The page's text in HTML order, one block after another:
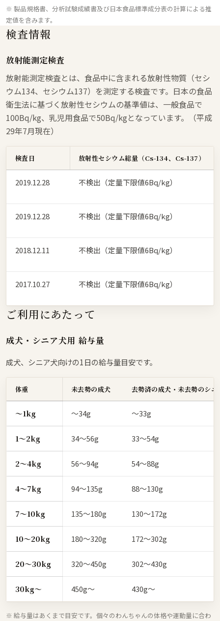
※ 製品規格書、分析試験成績書及び日本食品標準成分表の計算による推
定値を含みます。
検査情報
放射能測定検査
放射能測定検査とは、食品中に含まれる放射性物質（セシ
ウム134、セシウム137）を測定する検査です。日本の食品
衛生法に基づく放射性セシウムの基準値は、一般食品で
100Bq/kg、乳児用食品で50Bq/kgとなっています。（平成
29年7月現在）
検査日 放射性セシウム総量（Cs-134、Cs-137）
2019.12.28 不検出（定量下限値6Bq/kg）
2019.12.28 不検出（定量下限値6Bq/kg）
2018.12.11 不検出（定量下限値6Bq/kg）
2017.10.27 不検出（定量下限値6Bq/kg）
ご利用にあたって
成犬・シニア犬用 給与量
成犬、シニア犬向けの1日の給与量目安です。
体重 未去勢の成犬 去勢済の成犬・未去勢のシニ
〜1kg 〜34g 〜33g
1〜2kg 34〜56g 33〜54g
2〜4kg 56〜94g 54〜88g
4〜7kg 94〜135g 88〜130g
7〜10kg 135〜180g 130〜172g
10〜20kg 180〜320g 172〜302g
20〜30kg 320〜450g 302〜430g
30kg〜 450g〜 430g〜
※ 給与量はあくまで目安です。個々のわんちゃんの体格や運動量に合わ